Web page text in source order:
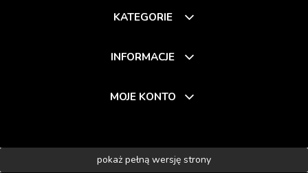
KATEGORIE
INFORMACJE
MOJE KONTO
pokaż pełną wersję strony